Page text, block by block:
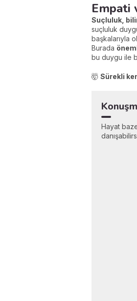
Empati
Suçluluk,
suçluluk
başkalarıyla
Burada
bu duygu ile
🤯 Sürekli
Hayat